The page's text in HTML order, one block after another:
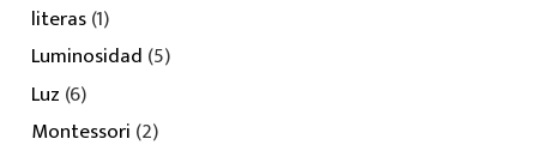
literas(1)
Luminosidad (5)
Luz (6)
Montessori (2)